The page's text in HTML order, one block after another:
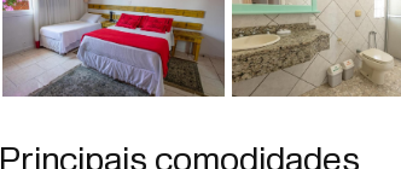
Principais comodidades